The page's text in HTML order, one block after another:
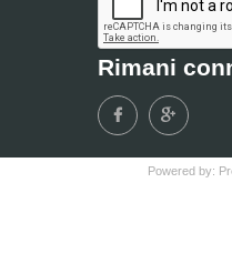
Rimani
Powered by: